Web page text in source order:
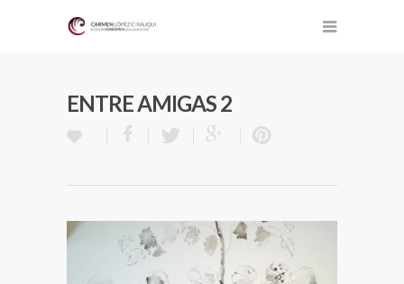
ENTRE AMIGAS 2